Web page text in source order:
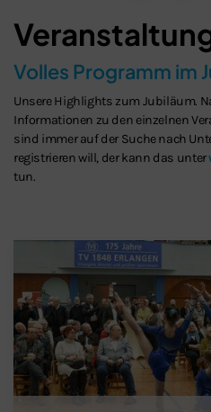
Volles Programm im
Unsere Highlights zum Jubiläum.
Informationen zu den einzelnen
sind immer auf der Suche nach
registrieren will, der kann das unter
tun.